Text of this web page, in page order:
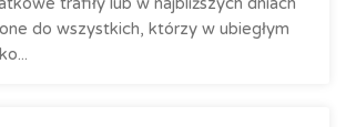
do wszystkich, którzy w ubiegłym